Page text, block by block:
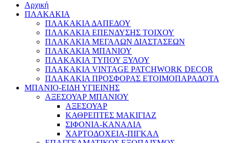
Αρχική
ΠΛΑΚΑΚΙΑ
ΠΛΑΚΑΚΙΑ ΔΑΠΕΔΟΥ
ΠΛΑΚΑΚΙΑ ΕΠΕΝΔΥΣΗΣ ΤΟΙΧΟΥ
ΠΛΑΚΑΚΙΑ ΜΕΓΑΛΩΝ ΔΙΑΣΤΑΣΕΩΝ
ΠΛΑΚΑΚΙΑ ΜΠΑΝΙΟΥ
ΠΛΑΚΑΚΙΑ ΤΥΠΟΥ ΞΥΛΟΥ
ΠΛΑΚΑΚΙΑ VINTAGE PATCHWORK DECOR
ΠΛΑΚΑΚΙΑ ΠΡΟΣΦΟΡΑΣ ΕΤΟΙΜΟΠΑΡΑΔΟΤΑ
ΜΠΑΝΙΟ-ΕΙΔΗ ΥΓΙΕΙΝΗΣ
ΑΞΕΣΟΥΑΡ ΜΠΑΝΙΟΥ
ΑΞΕΣΟΥΑΡ
ΚΑΘΡΕΠΤΕΣ ΜΑΚΙΓΙΑΖ
ΣΙΦΟΝΙΑ-ΚΑΝΑΛΙΑ
ΧΑΡΤΟΔΟΧΕΙΑ-ΠΙΓΚΑΛ